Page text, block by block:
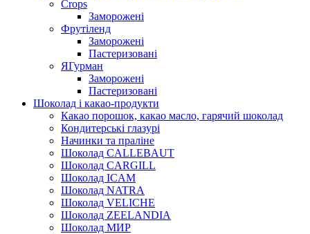
Crops
Заморожені
Фрутіленд
Заморожені
Пастеризовані
ЯГурман
Заморожені
Пастеризовані
Шоколад і какао-продукти
Какао порошок, какао масло, гарячий шоколад
Кондитерські глазурі
Начинки та праліне
Шоколад CALLEBAUT
Шоколад CARGILL
Шоколад ICAM
Шоколад NATRA
Шоколад VELICHE
Шоколад ZEELANDIA
Шоколад МИР